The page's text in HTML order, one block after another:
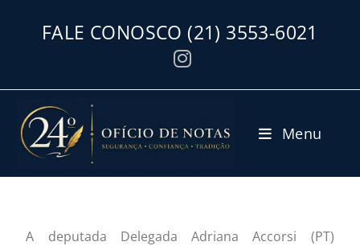
FALE CONOSCO (21) 3553-6021
Menu
A deputada Delegada Adriana Accorsi (PT)